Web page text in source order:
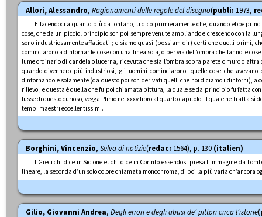
Allori, Alessandro, Ragionamenti delle regole del disegno(publi: 1973,
E facendoci alquanto più da lontano, ti dico primieramente che, quando ebbe
cose, che da un picciol principio son poi sempre venute ampliando e crescendo con la
sono industriosamente affaticati ; e siamo quasi (possiam dir) certi che quelli primi,
cominciarono a dintornar le cose con una linea sola, o per via dell’ombra che fanno le
lume ordinario di candela o lucerna, ricevuta che sia l’ombra sopra parete o muro o altra
quando divennero più industriosi, gli uomini cominciarono, quelle cose che
dintornandole solamente (da questo poi son derivati quelli che noi diciamo i dintorni), a
rilievo ; e questa è quella che fu poi chiamata pittura, la quale se da principio fu fatta
fusse di questo curioso, vegga Plinio nel xxxv libro al quarto capitolo, il quale ne tratta sì
tempi maestri eccellentissimi.
Borghini, Vincenzio, Selva di notizie(redac: 1564), p. 130 (italien)
I Greci chi dice in Sicione et chi dice in Corinto essendosi presa l’immagine da
lineare, la seconda d’un solo colore chiamata monochroma, di poi la più varia ch’ancora
Gilio, Giovanni Andrea, Degli errori e degli abusi de’ pittori circa l’istorie(